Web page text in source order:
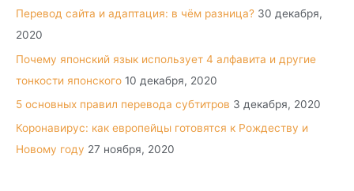
Перевод сайта и адаптация: в чём разница? 30 декабря,
2020
Почему японский язык использует 4 алфавита и другие
тонкости японского 10 декабря, 2020
5 основных правил перевода субтитров 3 декабря, 2020
Коронавирус: как европейцы готовятся к Рождеству и
Новому году 27 ноября, 2020